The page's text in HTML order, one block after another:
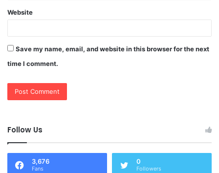
Website
Save my name, email, and website in this browser for the next
time I comment.
Follow Us
3,676
Fans
0
Followers